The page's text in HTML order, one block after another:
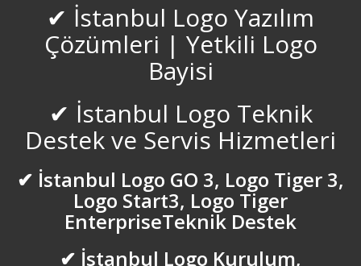
Bingöl Logo Servisi
Bitlis Logo Servisi
Bostancı Logo Servisi
Burdur Logo Servisi
Bursa inegöl Logo Servisi
Bursa Logo Servisi
✔ İstanbul Logo Yazılım
Çözümleri | Yetkili Logo
Bayisi
✔ İstanbul Logo Teknik
Destek ve Servis Hizmetleri
✔ İstanbul Logo GO 3, Logo Tiger 3,
Logo Start3, Logo Tiger
EnterpriseTeknik Destek
✔ İstanbul Logo Kurulum,